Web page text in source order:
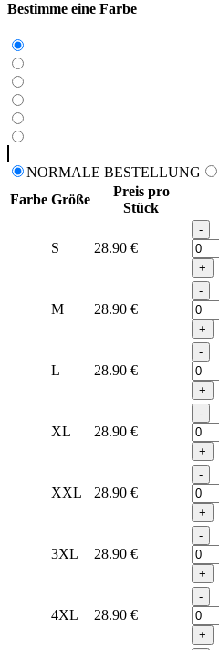
Bestimme eine Farbe
NORMALE BESTELLUNG
Farbe Größe
Preis pro
Stück
S 28.90 €
-
+
M 28.90 €
-
+
L 28.90 €
-
+
XL 28.90 €
-
+
XXL 28.90 €
-
+
3XL 28.90 €
-
+
4XL 28.90 €
-
+